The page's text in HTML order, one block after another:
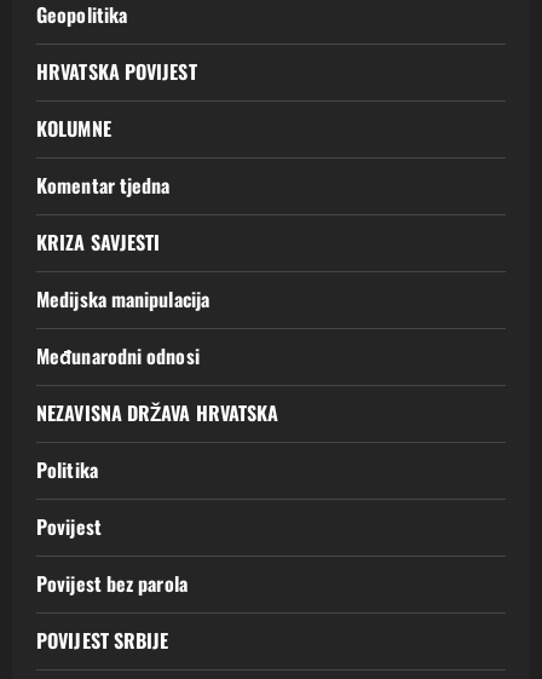
Geopolitika
HRVATSKA POVIJEST
KOLUMNE
Komentar tjedna
KRIZA SAVJESTI
Medijska manipulacija
Međunarodni odnosi
NEZAVISNA DRŽAVA HRVATSKA
Politika
Povijest
Povijest bez parola
POVIJEST SRBIJE